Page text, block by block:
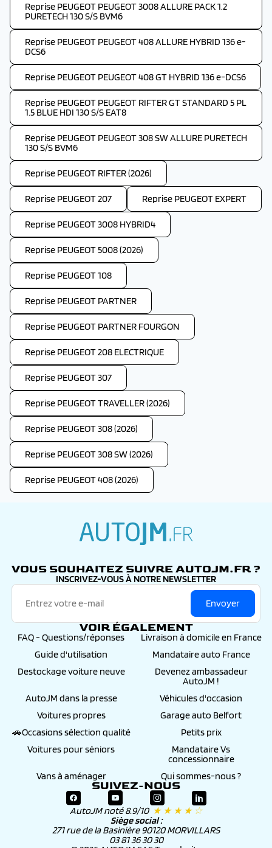
Reprise PEUGEOT PEUGEOT 3008 ALLURE PACK 1.2
PURETECH 130 S/S BVM6
Reprise PEUGEOT PEUGEOT 408 ALLURE HYBRID 136 e-
DCS6
Reprise PEUGEOT PEUGEOT 408 GT HYBRID 136 e-DCS6
Reprise PEUGEOT PEUGEOT RIFTER GT STANDARD 5 PL
1.5 BLUE HDI 130 S/S EAT8
Reprise PEUGEOT PEUGEOT 308 SW ALLURE PURETECH
130 S/S BVM6
Reprise PEUGEOT RIFTER (2026)
Reprise PEUGEOT 207 Reprise PEUGEOT EXPERT
Reprise PEUGEOT 3008 HYBRID4
Reprise PEUGEOT 5008 (2026)
Reprise PEUGEOT 108
Reprise PEUGEOT PARTNER
Reprise PEUGEOT PARTNER FOURGON
Reprise PEUGEOT 208 ELECTRIQUE
Reprise PEUGEOT 307
Reprise PEUGEOT TRAVELLER (2026)
Reprise PEUGEOT 308 (2026)
Reprise PEUGEOT 308 SW (2026)
Reprise PEUGEOT 408 (2026)
VOUS SOUHAITEZ SUIVRE AUTOJM.FR ?
INSCRIVEZ-VOUS À NOTRE NEWSLETTER
Envoyer
VOIR ÉGALEMENT
FAQ - Questions/réponses
Livraison à domicile en France
Guide d'utilisation
Mandataire auto France
Destockage voiture neuve
Devenez ambassadeur
AutoJM !
AutoJM dans la presse
Véhicules d'occasion
Voitures propres
Garage auto Belfort
🚗Occasions sélection qualité
Petits prix
Voitures pour séniors
Mandataire Vs
concessionnaire
Vans à aménager
Qui sommes-nous ?
SUIVEZ-NOUS
AutoJM noté 8.9/10 ★ ★ ★ ★ ☆
Siège social :
271 rue de la Basinière 90120 MORVILLARS
03 81 36 30 30